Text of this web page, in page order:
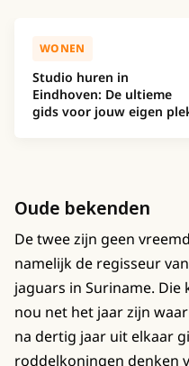
WONEN
Studio huren in
Eindhoven: De ultieme
gids voor jouw eigen
Oude bekenden
De twee zijn geen
namelijk de regisseur
jaguars in Suriname. Die
nou net het jaar zijn
na dertig jaar uit elkaar
roddelkoningen denken